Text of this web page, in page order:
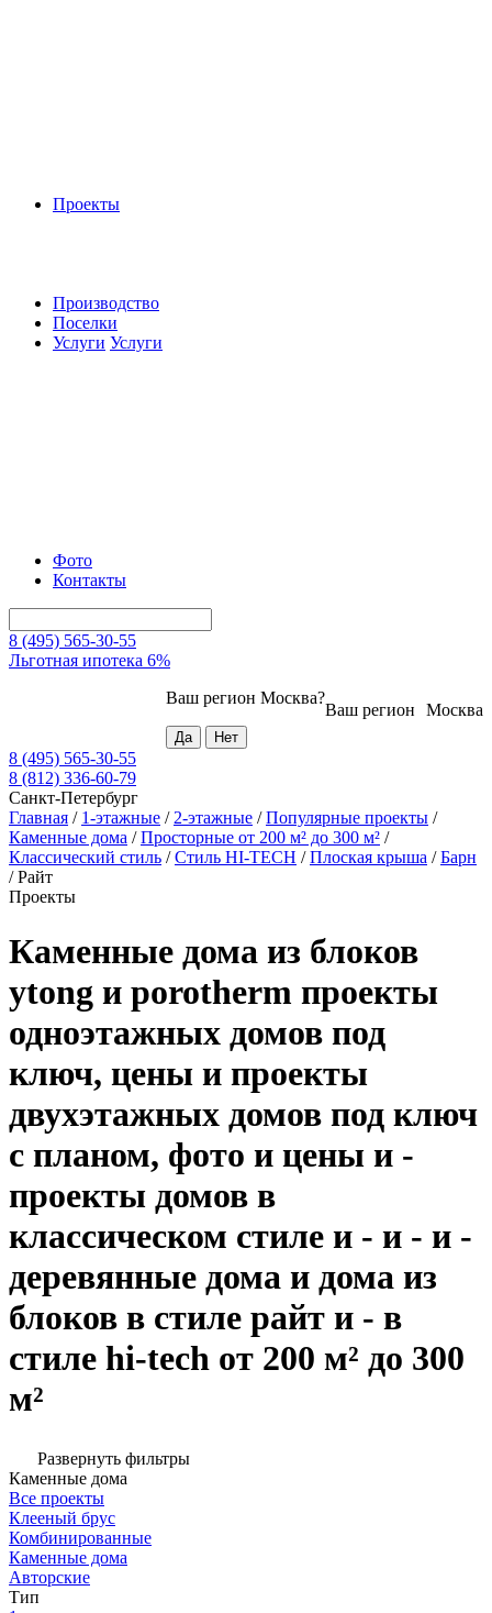
Проекты
Производство
Поселки
Услуги Услуги
Фото
Контакты
8 (495) 565-30-55
Льготная ипотека 6%
Москва
Ваш регион
Ваш регион Москва?
8 (495) 565-30-55
8 (812) 336-60-79
Санкт-Петербург
Главная / 1-этажные / 2-этажные /Популярные проекты /
Каменные дома /Просторные от 200 м² до 300 м² /
Классический стиль /Стиль HI-TECH /Плоская крыша /Барн
/Райт
Проекты
Каменные дома из блоков
ytong и porotherm проекты
одноэтажных домов под
ключ, цены и проекты
двухэтажных домов под ключ
с планом, фото и цены и -
проекты домов в
классическом стиле и - и - и -
деревянные дома и дома из
блоков в стиле райт и - в
стиле hi-tech от 200 м² до 300
м²
Развернуть фильтры
Каменные дома
Все проекты
Клееный брус
Комбинированные
Каменные дома
Авторские
Тип